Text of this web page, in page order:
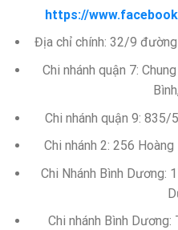
https://
Địa chỉ chính: 32/9
Chi nhánh quận 7:
Chi nhánh quận 9: 835/
Chi nhánh 2: 256 Hoàng
Chi Nhánh Bình Dương:
Chi nhánh Bình Dương: